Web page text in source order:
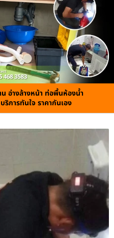
อ่างล้างหน้า ท่อพื้นห้องน้ำ
ริการทันใจ ราคากันเอง